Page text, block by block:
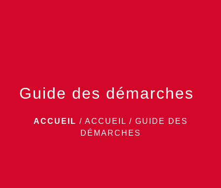
Guide des démarches
ACCUEIL / ACCUEIL / GUIDE DES
DÉMARCHES